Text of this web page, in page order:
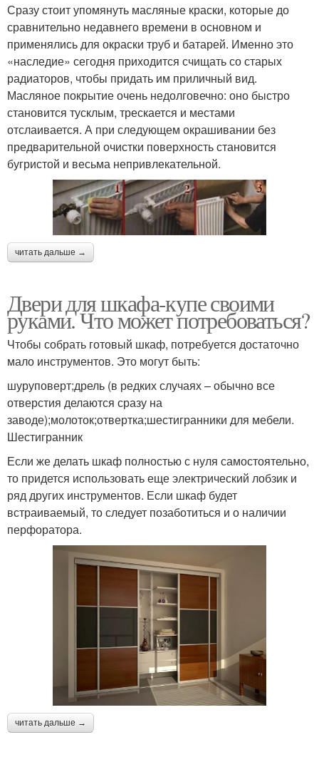
Сразу стоит упомянуть масляные краски, которые до
сравнительно недавнего времени в основном и
применялись для окраски труб и батарей. Именно это
«наследие» сегодня приходится счищать со старых
радиаторов, чтобы придать им приличный вид.
Масляное покрытие очень недолговечно: оно быстро
становится тусклым, трескается и местами
отслаивается. А при следующем окрашивании без
предварительной очистки поверхность становится
бугристой и весьма непривлекательной.
читать дальше →
Двери для шкафа-купе своими
руками. Что может потребоваться?
Чтобы собрать готовый шкаф, потребуется достаточно
мало инструментов. Это могут быть:
шуруповерт;дрель (в редких случаях – обычно все
отверстия делаются сразу на
заводе);молоток;отвертка;шестигранники для мебели.
Шестигранник
Если же делать шкаф полностью с нуля самостоятельно,
то придется использовать еще электрический лобзик и
ряд других инструментов. Если шкаф будет
встраиваемый, то следует позаботиться и о наличии
перфоратора.
читать дальше →